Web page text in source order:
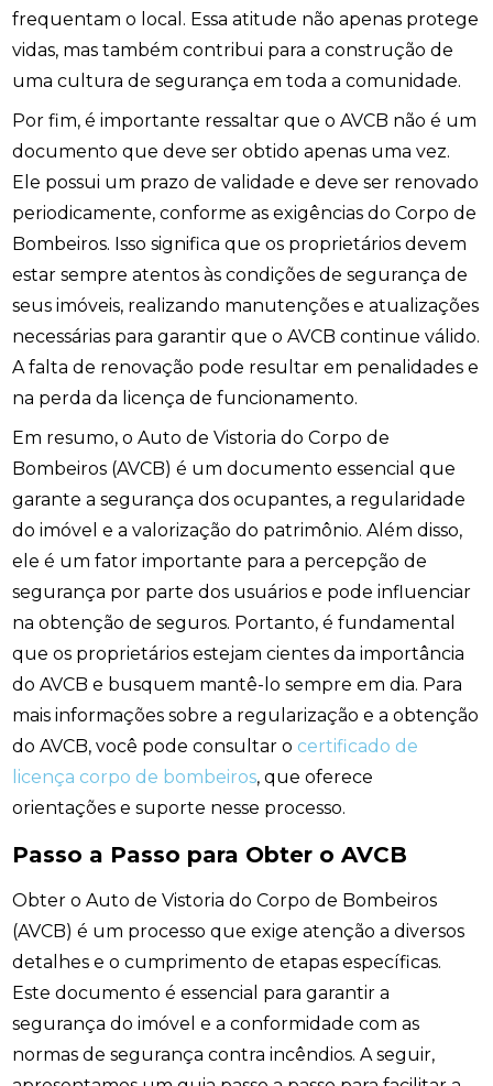
frequentam o local. Essa atitude não apenas protege
vidas, mas também contribui para a construção de
uma cultura de segurança em toda a comunidade.
Por fim, é importante ressaltar que o AVCB não é um
documento que deve ser obtido apenas uma vez.
Ele possui um prazo de validade e deve ser renovado
periodicamente, conforme as exigências do Corpo de
Bombeiros. Isso significa que os proprietários devem
estar sempre atentos às condições de segurança de
seus imóveis, realizando manutenções e atualizações
necessárias para garantir que o AVCB continue válido.
A falta de renovação pode resultar em penalidades e
na perda da licença de funcionamento.
Em resumo, o Auto de Vistoria do Corpo de
Bombeiros (AVCB) é um documento essencial que
garante a segurança dos ocupantes, a regularidade
do imóvel e a valorização do patrimônio. Além disso,
ele é um fator importante para a percepção de
segurança por parte dos usuários e pode influenciar
na obtenção de seguros. Portanto, é fundamental
que os proprietários estejam cientes da importância
do AVCB e busquem mantê-lo sempre em dia. Para
mais informações sobre a regularização e a obtenção
do AVCB, você pode consultar o certificado de
licença corpo de bombeiros, que oferece
orientações e suporte nesse processo.
Passo a Passo para Obter o AVCB
Obter o Auto de Vistoria do Corpo de Bombeiros
(AVCB) é um processo que exige atenção a diversos
detalhes e o cumprimento de etapas específicas.
Este documento é essencial para garantir a
segurança do imóvel e a conformidade com as
normas de segurança contra incêndios. A seguir,